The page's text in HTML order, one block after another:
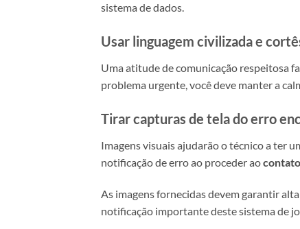
sistema de dados.
Usar linguagem civilizada e
Uma atitude de comunicação respeitosa
problema urgente, você deve manter a
Tirar capturas de tela do erro
Imagens visuais ajudarão o técnico a ter
notificação de erro ao proceder ao
As imagens fornecidas devem garantir
notificação importante deste sistema de